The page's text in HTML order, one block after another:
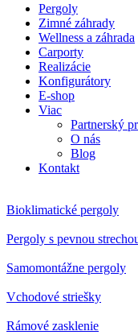
Pergoly
Zimné záhrady
Wellness a záhrada
Carporty
Realizácie
Konfigurátory
E-shop
Viac
Partnerský
O nás
Blog
Kontakt
Bioklimatické pergoly
Pergoly s pevnou
Samomontážne pergoly
Vchodové striešky
Rámové zasklenie